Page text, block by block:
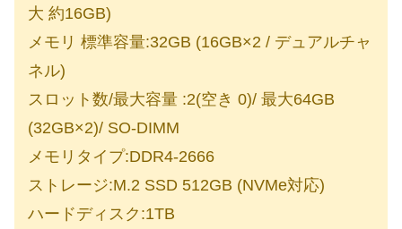
大 約16GB)
メモリ 標準容量:32GB (16GB×2 / デュアルチャ
ネル)
スロット数/最大容量 :2(空き 0)/ 最大64GB
(32GB×2)/ SO-DIMM
メモリタイプ:DDR4-2666
ストレージ:M.2 SSD 512GB (NVMe対応)
ハードディスク:1TB